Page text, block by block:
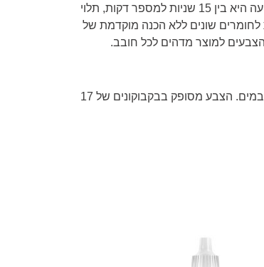
מהר מאוד. המתנה בין שכבות צביעה היא בין 15 שניות למספר דקות, תלוי
שונים ללא הכנה מוקדמת של
למוצר מדהים לכל חובב.
ניתן לערבב בין הצבעים וגם לדלל במים. הצבע מסופק בבקבוקונים של 17